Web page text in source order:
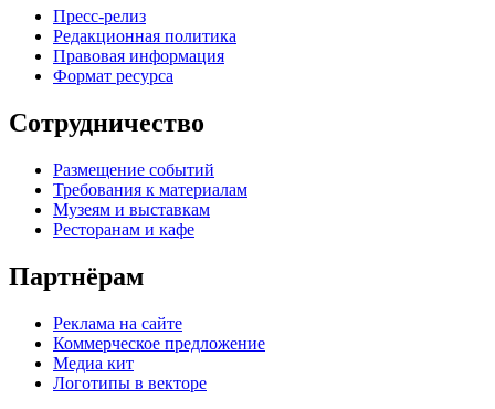
Пресс-релиз
Редакционная политика
Правовая информация
Формат ресурса
Сотрудничество
Размещение событий
Требования к материалам
Музеям и выставкам
Ресторанам и кафе
Партнёрам
Реклама на сайте
Коммерческое предложение
Медиа кит
Логотипы в векторе